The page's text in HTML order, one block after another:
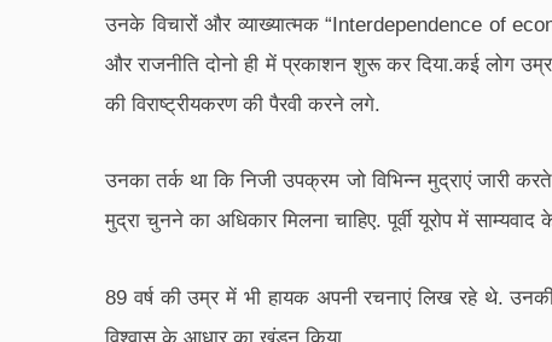
उनके विचारों और व्याख्यात्मक “Interdependence of
और राजनीति दोनो ही में प्रकाशन शुरू कर दिया.कई लोग
की विराष्ट्रीयकरण की पैरवी करने लगे.
उनका तर्क था कि निजी उपक्रम जो विभिन्न मुद्राएं जारी
मुद्रा चुनने का अधिकार मिलना चाहिए. पूर्वी यूरोप में
89 वर्ष की उम्र में भी हायक अपनी रचनाएं लिख रहे थे.